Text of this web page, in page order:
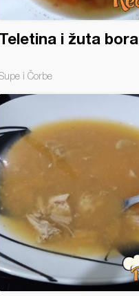
Teletina i žuta
i Čorbe